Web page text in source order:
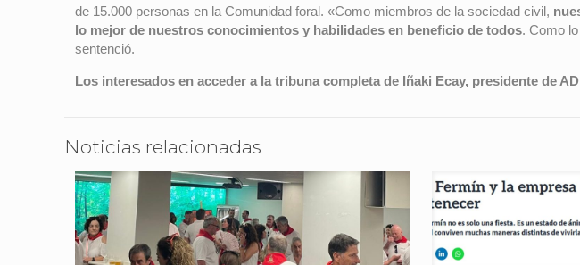
de 15.000 personas en la Comunidad foral. «Como miembros de la sociedad civil,
lo mejor de nuestros conocimientos y habilidades en beneficio de todos. Como
sentenció.
Los interesados en acceder a la tribuna completa de Iñaki Ecay, presidente de
Noticias relacionadas